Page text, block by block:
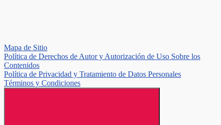
Mapa de Sitio
Política de Derechos de Autor y Autorización de Uso Sobre los
Contenidos
Política de Privacidad y Tratamiento de Datos Personales
Términos y Condiciones